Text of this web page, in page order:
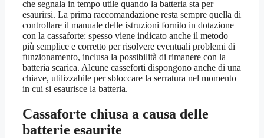
che segnala in tempo utile quando la batteria sta per
esaurirsi. La prima raccomandazione resta sempre quella di
controllare il manuale delle istruzioni fornito in dotazione
con la cassaforte: spesso viene indicato anche il metodo
più semplice e corretto per risolvere eventuali problemi di
funzionamento, inclusa la possibilità di rimanere con la
batteria scarica. Alcune casseforti dispongono anche di una
chiave, utilizzabile per sbloccare la serratura nel momento
in cui si esaurisce la batteria.
Cassaforte chiusa a causa delle
batterie esaurite